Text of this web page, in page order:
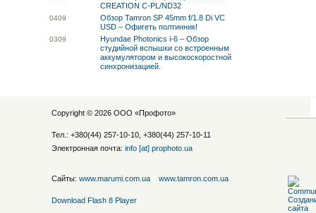
CREATION C-PL/ND32
0409
Обзор Tamron SP 45mm f/1.8 Di VC
USD – Офигеть полтинник!
0309
Hyundae Photonics i-6 – Обзор
студийной вспышки со встроенным
аккумулятором и высокоскоростной
синхронизацией.
Copyright © 2026 ООО «Профото»
Тел.: +380(44) 257-10-10, +380(44) 257-10-11
Электронная почта: info [at] prophoto.ua
Сайты: www.marumi.com.ua www.tamron.com.ua
Download Flash 8 Player